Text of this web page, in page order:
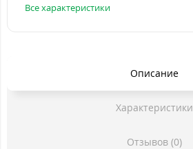
Все характеристики
Описание
Характеристики
Отзывов (0)